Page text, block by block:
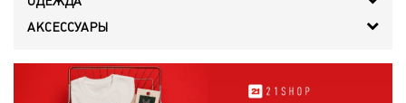
АКСЕССУАРЫ